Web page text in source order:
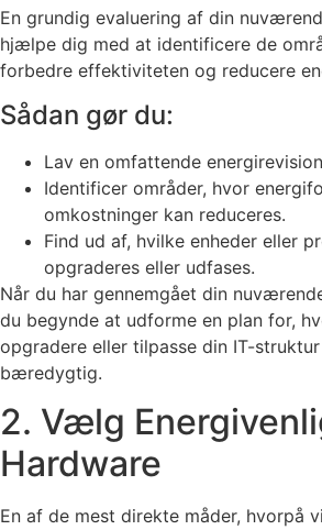
En grundig evaluering af din
hjælpe dig med at identificere de
forbedre effektiviteten og reducere
Sådan gør du:
Lav en omfattende
Identificer områder, hvor
omkostninger kan reduceres.
Find ud af, hvilke enheder eller
opgraderes eller udfases.
Når du har gennemgået din
du begynde at udforme en plan for,
opgradere eller tilpasse din IT-
bæredygtig.
2. Vælg
Hardware
En af de mest direkte måder, hvorpå